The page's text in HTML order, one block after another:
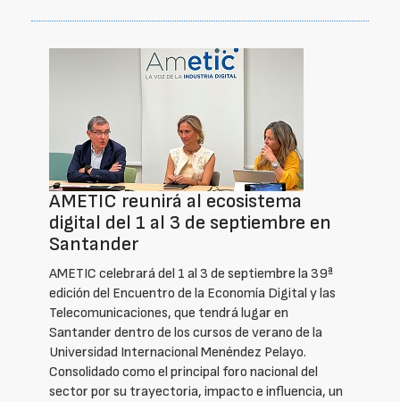
AMETIC reunirá al ecosistema
digital del 1 al 3 de septiembre en
Santander
AMETIC celebrará del 1 al 3 de septiembre la 39ª
edición del Encuentro de la Economía Digital y las
Telecomunicaciones, que tendrá lugar en
Santander dentro de los cursos de verano de la
Universidad Internacional Menéndez Pelayo.
Consolidado como el principal foro nacional del
sector por su trayectoria, impacto e influencia, un